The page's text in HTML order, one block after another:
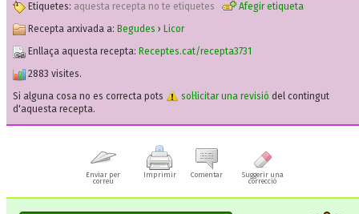
Etiquetes: aquesta recepta no te etiquetes
Afegir etiqueta
Recepta arxivada a: Begudes › Licor
Enllaça aquesta recepta: Receptes.cat/recepta3731
2883 visites.
Si alguna cosa no es correcta pots
sol·licitar una revisió del contingut
d'aquesta recepta.
Enviar per
correu
Imprimir Comentar
Suggerir una
correcció